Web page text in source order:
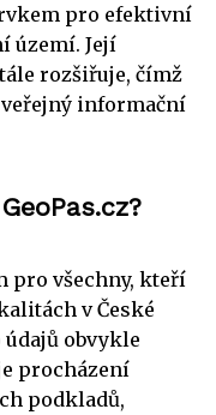
pro efektivní
území. Její
rozšiřuje, čímž
informační
pro všechny, kteří
v České
obvykle
procházení
podkladů,